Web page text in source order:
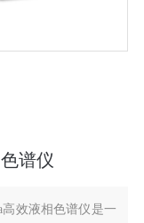
谱仪
高效液相色谱仪是一